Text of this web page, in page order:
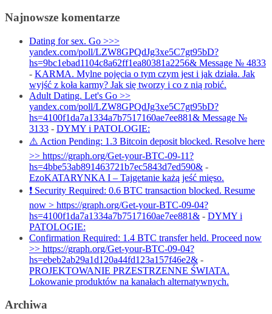
Najnowsze komentarze
Dating for sex. Go >>>
yandex.com/poll/LZW8GPQdJg3xe5C7gt95bD?
hs=9bc1ebad1104c8a62ff1ea80381a2256& Message № 4833
- KARMA. Mylne pojęcia o tym czym jest i jak działa. Jak
wyjść z koła karmy? Jak się tworzy i co z nią robić.
Adult Dating. Let's Go >>
yandex.com/poll/LZW8GPQdJg3xe5C7gt95bD?
hs=4100f1da7a1334a7b7517160ae7ee881& Message №
3133 - DYMY i PATOLOGIE:
⚠️ Action Pending: 1.3 Bitcoin deposit blocked. Resolve here
>> https://graph.org/Get-your-BTC-09-11?
hs=4bbe53ab891463721b7ec5843d7ed590& -
EzoKATARYNKA I – Tajgetanie każą jeść mięso.
❗ Security Required: 0.6 BTC transaction blocked. Resume
now > https://graph.org/Get-your-BTC-09-04?
hs=4100f1da7a1334a7b7517160ae7ee881& - DYMY i
PATOLOGIE:
Confirmation Required: 1.4 BTC transfer held. Proceed now
>> https://graph.org/Get-your-BTC-09-04?
hs=ebeb2ab29a1d120a44fd123a157f46e2& -
PROJEKTOWANIE PRZESTRZENNE ŚWIATA.
Lokowanie produktów na kanałach alternatywnych.
Archiwa